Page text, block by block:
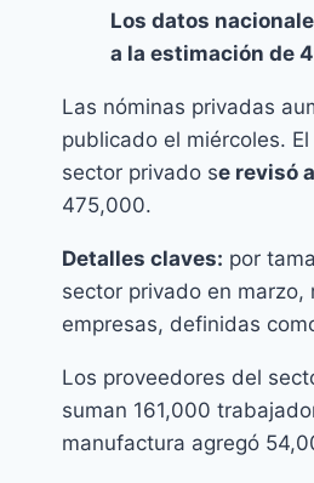
Los datos
a la estimación de
Las nóminas privadas
publicado el miércoles.
sector privado se revisó
475,000.
Detalles claves: por
sector privado en
empresas, definidas
Los proveedores del
suman 161,000
manufactura agregó